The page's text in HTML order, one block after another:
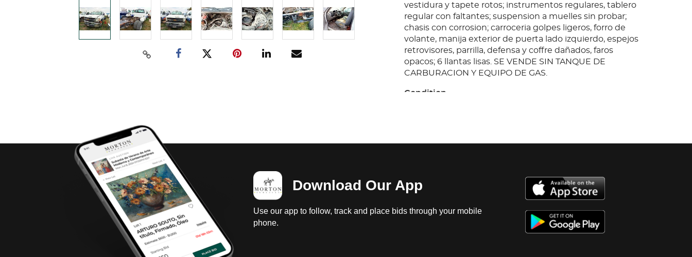
vestidura y tapete rotos; instrumentos regulares, tablero
regular con faltantes; suspension a muelles sin probar;
chasis con corrosion; carroceria golpes ligeros, forro de
volante, manija exterior de puerta lado izquierdo, espejos
retrovisores, parrilla, defensa y coffre dañados, faros
opacos; 6 llantas lisas. SE VENDE SIN TANQUE DE
CARBURACION Y EQUIPO DE GAS.
Condition
regular con faltantes; suspension a muelles sin probar;
chasis con corrosion; carroceria golpes ligeros, forro de
retrovisores, parrilla, defensa y coffre dañados, faros
opacos; 6 llantas lisas. SE VENDE SIN TANQUE DE
Download Our App
Use our app to follow, track and place bids through your mobile
phone.